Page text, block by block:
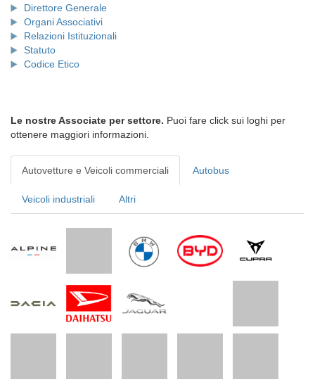
Direttore Generale
Organi Associativi
Relazioni Istituzionali
Statuto
Codice Etico
Le nostre Associate per settore. Puoi fare click sui loghi per
ottenere maggiori informazioni.
Autovetture e Veicoli commerciali Autobus
Veicoli industriali Altri